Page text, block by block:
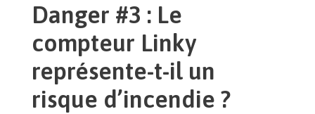
Danger #3 : Le
compteur Linky
représente-t-il un
risque d’incendie ?